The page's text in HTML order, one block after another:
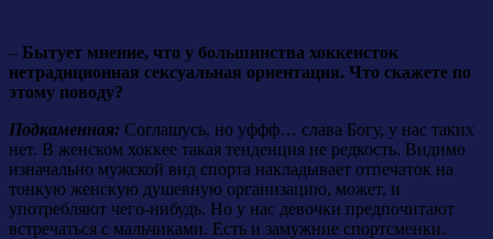
– Бытует мнение, что у большинства хоккеисток
нетрадиционная сексуальная ориентация. Что скажете по
этому поводу?
Подкаменная: Соглашусь, но уффф… слава Богу, у нас таких
нет. В женском хоккее такая тенденция не редкость. Видимо
изначально мужской вид спорта накладывает отпечаток на
тонкую женскую душевную организацию, может, и
употребляют чего-нибудь. Но у нас девочки предпочитают
встречаться с мальчиками. Есть и замужние спортсменки.